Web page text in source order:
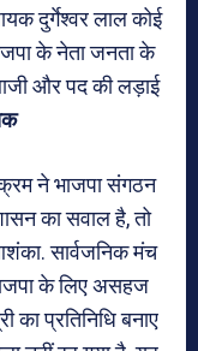
दुर्गेश्वर लाल कोई
के नेता जनता के
और पद की लड़ाई
ने भाजपा संगठन
का सवाल है, तो
सार्वजनिक मंच
के लिए असहज
का प्रतिनिधि बनाए